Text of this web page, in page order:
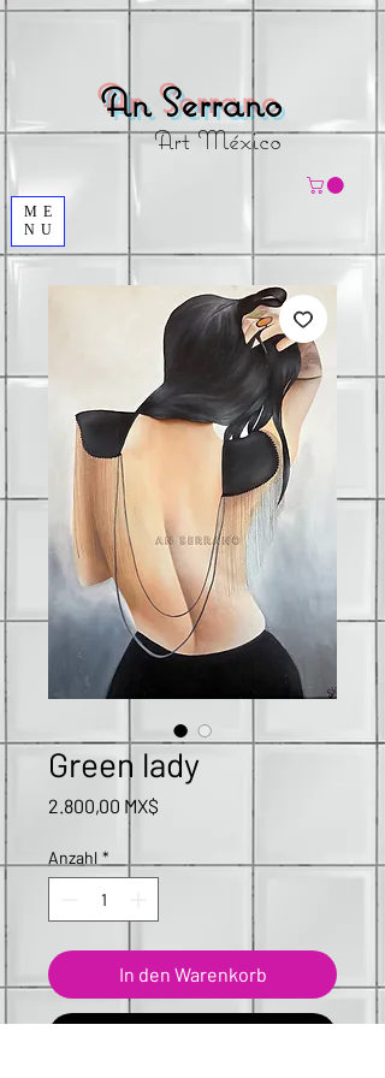
ME
NU
Art México
An Serrano
Green lady
2.800,00 MX$
Anzahl *
In den Warenkorb